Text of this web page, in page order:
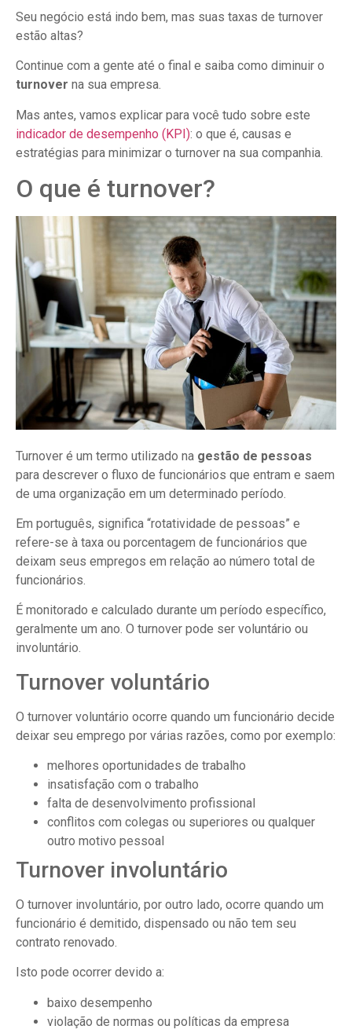
Seu negócio está indo bem, mas suas taxas de turnover
estão altas?
Continue com a gente até o final e saiba como diminuir o
turnover na sua empresa.
Mas antes, vamos explicar para você tudo sobre este
indicador de desempenho (KPI): o que é, causas e
estratégias para minimizar o turnover na sua companhia.
O que é turnover?
Turnover é um termo utilizado na gestão de pessoas
para descrever o fluxo de funcionários que entram e saem
de uma organização em um determinado período.
Em português, significa “rotatividade de pessoas” e
refere-se à taxa ou porcentagem de funcionários que
deixam seus empregos em relação ao número total de
funcionários.
É monitorado e calculado durante um período específico,
geralmente um ano. O turnover pode ser voluntário ou
involuntário.
Turnover voluntário
O turnover voluntário ocorre quando um funcionário decide
deixar seu emprego por várias razões, como por exemplo:
melhores oportunidades de trabalho
insatisfação com o trabalho
falta de desenvolvimento profissional
conflitos com colegas ou superiores ou qualquer
outro motivo pessoal
Turnover involuntário
O turnover involuntário, por outro lado, ocorre quando um
funcionário é demitido, dispensado ou não tem seu
contrato renovado.
Isto pode ocorrer devido a:
baixo desempenho
violação de normas ou políticas da empresa